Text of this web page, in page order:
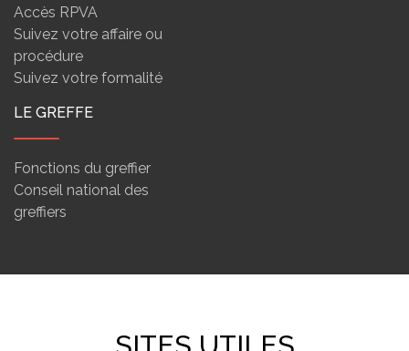
Accès RPVA
Suivez votre affaire ou
procédure
Suivez votre formalité
LE GREFFE
Fonctions du greffier
Conseil national des
greffiers